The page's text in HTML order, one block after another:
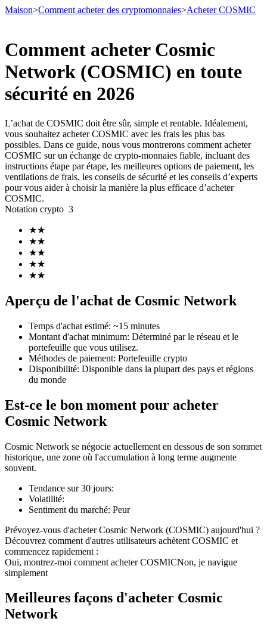
Contrats à terme
Futures USDT
Futures utilisant l'USDT comme garantie
Futures COIN-M
Contrats à terme sur crypto-monnaie
Produits dérivés sur actions, forex, métaux précieux et matières
premières
Futures USDC
Futures utilisant l'USDC comme garantie
Maison>Comment acheter des cryptomonnaies>Acheter COSMIC
Comment acheter Cosmic
Network (COSMIC) en toute
sécurité en 2026
L’achat de COSMIC doit être sûr, simple et rentable. Idéalement,
vous souhaitez acheter COSMIC avec les frais les plus bas
possibles. Dans ce guide, nous vous montrerons comment acheter
COSMIC sur un échange de crypto-monnaies fiable, incluant des
instructions étape par étape, les meilleures options de paiement, les
ventilations de frais, les conseils de sécurité et les conseils d’experts
pour vous aider à choisir la manière la plus efficace d’acheter
COSMIC.
Notation crypto 3
★★
★★
★★
★★
★★
Aperçu de l'achat de Cosmic Network
Temps d'achat estimé: ~15 minutes
Montant d'achat minimum: Déterminé par le réseau et le
portefeuille que vous utilisez.
Méthodes de paiement: Portefeuille crypto
Disponibilité: Disponible dans la plupart des pays et régions
du monde
Est-ce le bon moment pour acheter
Cosmic Network
Cosmic Network se négocie actuellement en dessous de son sommet
historique, une zone où l'accumulation à long terme augmente
souvent.
Tendance sur 30 jours:
Volatilité:
Sentiment du marché: Peur
Prévoyez-vous d'acheter Cosmic Network (COSMIC) aujourd'hui ?
Découvrez comment d'autres utilisateurs achètent COSMIC et
commencez rapidement :
Oui, montrez-moi comment acheter COSMICNon, je navigue
simplement
Meilleures façons d'acheter Cosmic
Network